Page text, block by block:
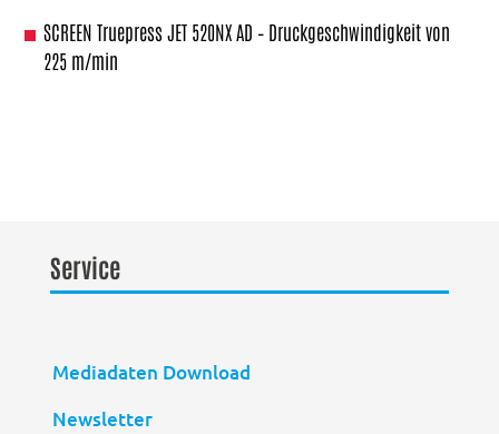
SCREEN Truepress JET 520NX AD – Druckgeschwindigkeit von
225 m/min
Service
Mediadaten Download
Newsletter